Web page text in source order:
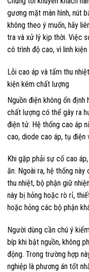
gương mặt màn hình, nút
không theo ý muốn, hãy
tra và xử lý kịp thời. Việc
có trình độ cao, vì linh
Lỗi cao áp và tấm thu
kiện kém chất lượng
Nguồn điện không ổn
chất lượng có thể gây ra
điện tử. Hệ thống cao áp
cao, diode cao áp, tụ điện
Khi gặp phải sự cố cao
ăn. Ngoài ra, hệ thống
thu nhiệt, bộ phận giữ
này bị hỏng hoặc rò rỉ,
hoặc hỏng các bộ phận
Người dùng cần chú ý
bíp khi bật nguồn, không
động. Trong trường hợp
nghiệp là phương án tốt